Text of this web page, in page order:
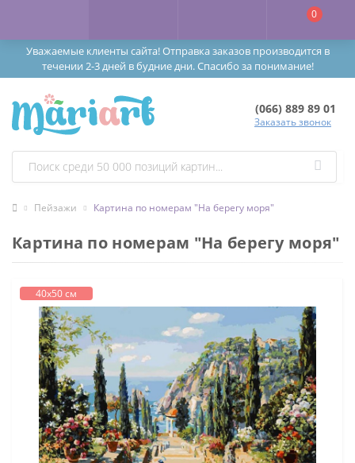
Уважаемые клиенты сайта! Отправка заказов производится в
течении 2-3 дней в будние дни. Спасибо за понимание!
0
(066) 889 89 01
Заказать звонок
Пейзажи Картина по номерам "На берегу моря"
Картина по номерам "На берегу моря"
40х50 см